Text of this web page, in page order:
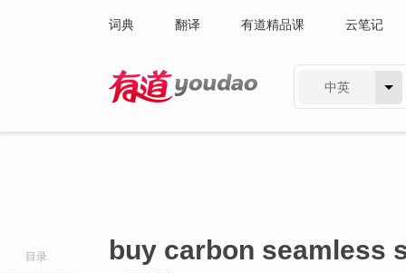
词典 翻译 有道精品课 云笔记
中英
目录 buy carbon seamless